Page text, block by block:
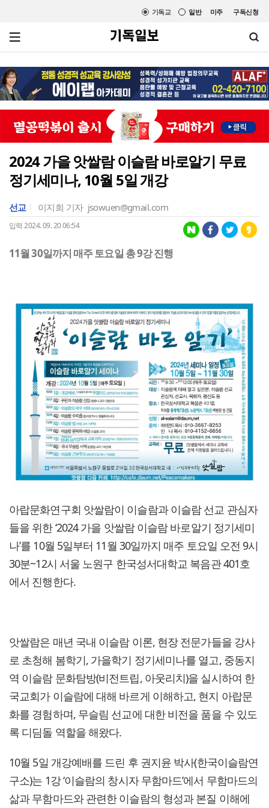
미주 구독신청
일반
기독교
2024 가을 앗쌀람 이슬람 바로알기 무료
정기세미나, 10월 5일 개강
선교 이지희 기자 jsowuen@gmail.com
입력 2024. 09. 20 06:54
11월 30일까지 매주 토요일 총 9강 진행
아랍문화연구회 앗쌀람이 이슬람과 이슬람 선교 관심자
들을 위한 ‘2024 가을 앗쌀람 이슬람 바로알기 정기세미
나’를 10월 5일부터 11월 30일까지 매주 토요일 오전 9시
30분~12시 서울 노원구 한국성서대학교 복음관 401호
에서 진행한다.
앗쌀람은 매년 국내 이슬람 이론, 현장 전문가들을 강사
로 초청해 봄학기, 가을학기 정기세미나를 열고, 중동지
역 이슬람 문화탐방(비전트립, 아웃리치)을 실시하여 한
국교회가 이슬람에 대해 바르게 이해하고, 현지 아랍문
화를 경험하며, 무슬림 선교에 대한 비전을 품을 수 있도
록 디딤돌 역할을 해왔다.
10월 5일 개강예배를 드린 후 권지윤 박사(한국이슬람연
구소)는 1강 ‘이슬람의 창시자 무함마드’에서 무함마드의
삶과 무함마드와 관련한 이슬람의 형성과 본질 이해에